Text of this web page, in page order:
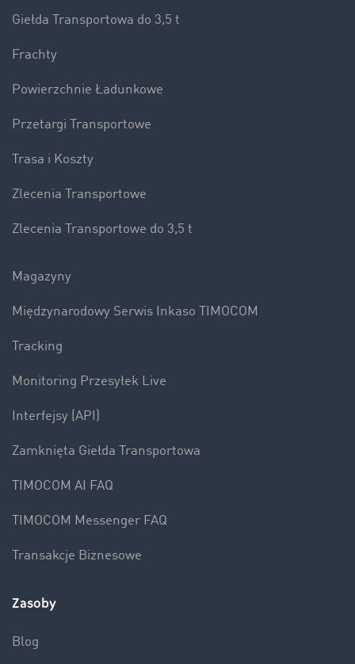
Giełda Transportowa do 3,5 t
Frachty
Powierzchnie Ładunkowe
Przetargi Transportowe
Trasa i Koszty
Zlecenia Transportowe
Zlecenia Transportowe do 3,5 t
Magazyny
Międzynarodowy Serwis Inkaso TIMOCOM
Tracking
Monitoring Przesyłek Live
Interfejsy (API)
Zamknięta Giełda Transportowa
TIMOCOM AI FAQ
TIMOCOM Messenger FAQ
Transakcje Biznesowe
Zasoby
Blog